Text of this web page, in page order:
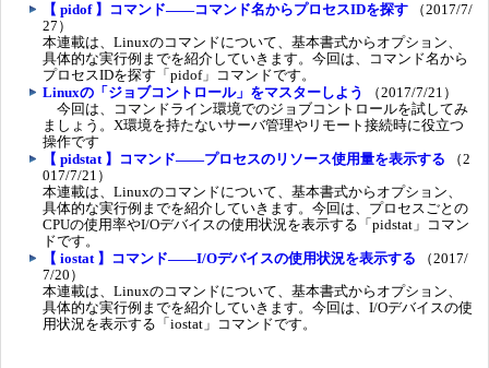
【 pidof 】コマンド――コマンド名からプロセスIDを探す （2017/7/
27）
本連載は、Linuxのコマンドについて、基本書式からオプション、
具体的な実行例までを紹介していきます。今回は、コマンド名から
プロセスIDを探す「pidof」コマンドです。
Linuxの「ジョブコントロール」をマスターしよう
（2017/7/21）
今回は、コマンドライン環境でのジョブコントロールを試してみ
ましょう。X環境を持たないサーバ管理やリモート接続時に役立つ
操作です
【 pidstat 】コマンド――プロセスのリソース使用量を表示する （2
017/7/21）
本連載は、Linuxのコマンドについて、基本書式からオプション、
具体的な実行例までを紹介していきます。今回は、プロセスごとの
CPUの使用率やI/Oデバイスの使用状況を表示する「pidstat」コマン
ドです。
【 iostat 】コマンド――I/Oデバイスの使用状況を表示する （2017/
7/20）
本連載は、Linuxのコマンドについて、基本書式からオプション、
具体的な実行例までを紹介していきます。今回は、I/Oデバイスの使
用状況を表示する「iostat」コマンドです。